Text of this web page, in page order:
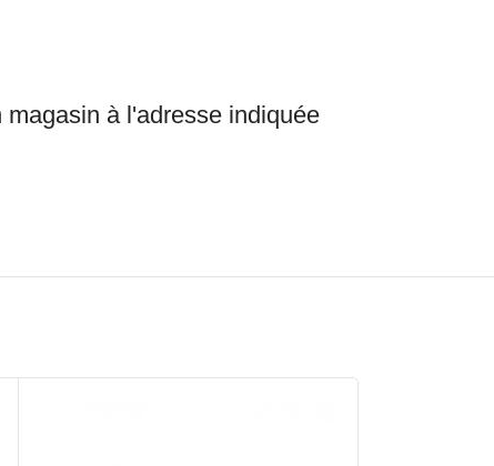
à l'adresse indiquée